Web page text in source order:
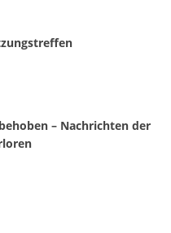
– Nachrichten der